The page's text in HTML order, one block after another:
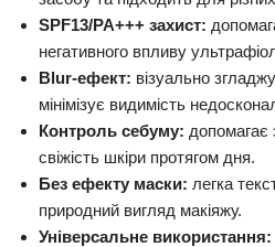
SPF13/PA+++ захист:
негативного впливу
Blur-ефект: візуально
мінімізує видимість
Контроль себуму: допомагає
свіжість шкіри протягом дня.
Без ефекту маски: легка
природний вигляд макіяжу.
Універсальне використання: